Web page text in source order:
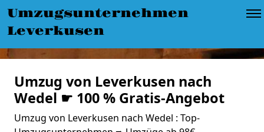
Umzugsunternehmen
Leverkusen
Umzug von Leverkusen nach
Wedel ☛ 100 % Gratis-Angebot
Umzug von Leverkusen nach Wedel : Top-